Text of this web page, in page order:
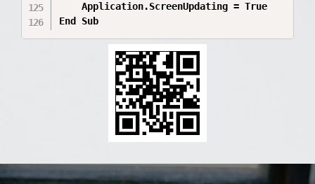
    Application.ScreenUpdating = True
End Sub